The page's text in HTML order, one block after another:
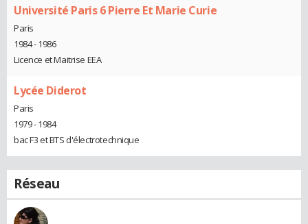
Université Paris 6 Pierre Et Marie Curie
Paris
1984 - 1986
Licence et Maitrise EEA
Lycée Diderot
Paris
1979 - 1984
bac F3 et BTS d'électrotechnique
Réseau